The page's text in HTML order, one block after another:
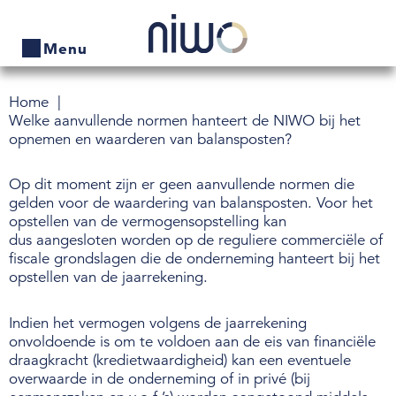
Menu
Home
Producten
Bedrijven zoeken
Actueel
Thema's
Contact
Veelgestelde vragen
Wet- en regelgeving
Home
Welke aanvullende normen hanteert de NIWO bij het
opnemen en waarderen van balansposten?
Op dit moment zijn er geen aanvullende normen die
gelden voor de waardering van balansposten. Voor het
opstellen van de vermogensopstelling kan
dus aangesloten worden op de reguliere commerciële of
fiscale grondslagen die de onderneming hanteert bij het
opstellen van de jaarrekening.
Indien het vermogen volgens de jaarrekening
onvoldoende is om te voldoen aan de eis van financiële
draagkracht (kredietwaardigheid) kan een eventuele
overwaarde in de onderneming of in privé (bij